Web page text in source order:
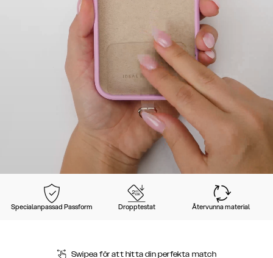
Specialanpassad Passform Dropptestat Återvunna material
Swipea för att hitta din perfekta match